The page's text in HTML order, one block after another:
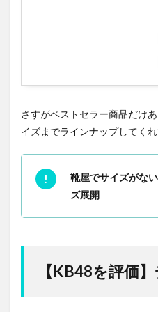
さすがベストセラー商品だけ
イズまでラインナップしてくれ
靴屋でサイズがな
ズ展開
【KB48を評価